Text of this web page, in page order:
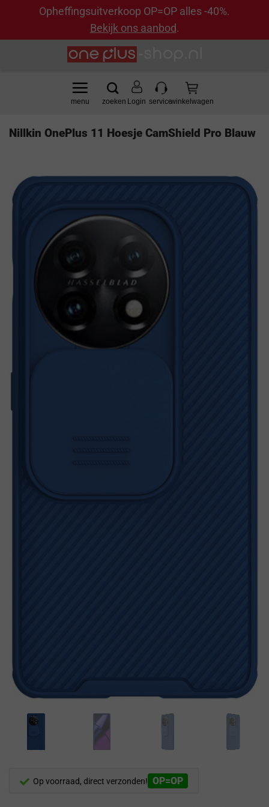
Opheffingsuitverkoop OP=OP alles -40%.
Bekijk ons aanbod.
Login
Nillkin OnePlus 11 Hoesje CamShield Pro Blauw
Op voorraad, direct verzonden! OP=OP